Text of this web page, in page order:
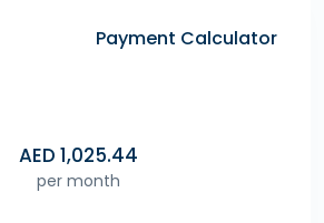
Payment Calculator
1,025.44
per month